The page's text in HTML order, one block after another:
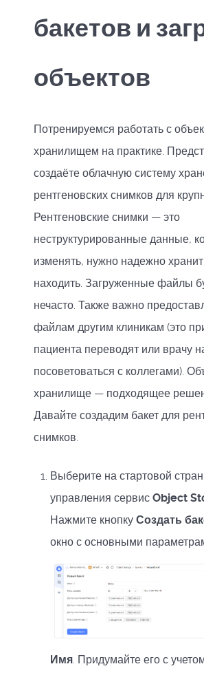
бакетов и
объектов
Потренируемся работать с
хранилищем на практике.
создаёте облачную систему
рентгеновских снимков для
Рентгеновские снимки — это
неструктурированные данные,
изменять, нужно надежно
находить. Загруженные файлы
нечасто. Также важно
файлам другим клиникам (это
пациента переводят или врачу
посоветоваться с коллегами).
хранилище — подходящее
Давайте создадим бакет для
снимков.
Выберите на стартовой
управления сервис Object
Нажмите кнопку Создать
окно с основными
Имя. Придумайте его с